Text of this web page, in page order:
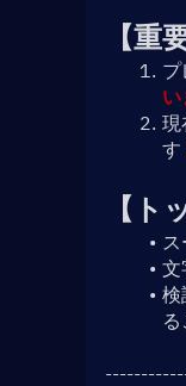
【重
現
す
【ト
文
検